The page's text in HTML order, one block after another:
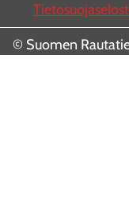
© Suomen